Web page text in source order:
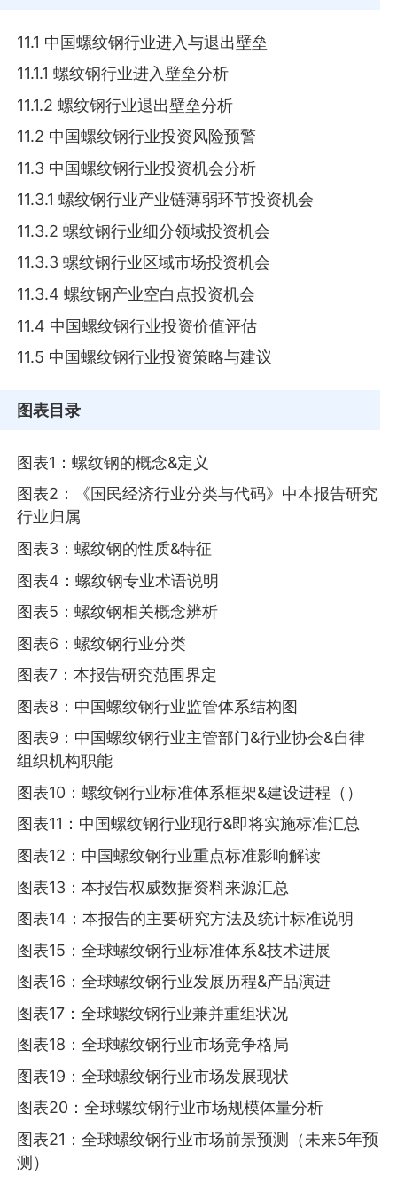
11.1 中国螺纹钢行业进入与退出壁垒
11.1.1 螺纹钢行业进入壁垒分析
11.1.2 螺纹钢行业退出壁垒分析
11.2 中国螺纹钢行业投资风险预警
11.3 中国螺纹钢行业投资机会分析
11.3.1 螺纹钢行业产业链薄弱环节投资机会
11.3.2 螺纹钢行业细分领域投资机会
11.3.3 螺纹钢行业区域市场投资机会
11.3.4 螺纹钢产业空白点投资机会
11.4 中国螺纹钢行业投资价值评估
11.5 中国螺纹钢行业投资策略与建议
图表目录
图表1：螺纹钢的概念&定义
图表2：《国民经济行业分类与代码》中本报告研究
行业归属
图表3：螺纹钢的性质&特征
图表4：螺纹钢专业术语说明
图表5：螺纹钢相关概念辨析
图表6：螺纹钢行业分类
图表7：本报告研究范围界定
图表8：中国螺纹钢行业监管体系结构图
图表9：中国螺纹钢行业主管部门&行业协会&自律
组织机构职能
图表10：螺纹钢行业标准体系框架&建设进程（）
图表11：中国螺纹钢行业现行&即将实施标准汇总
图表12：中国螺纹钢行业重点标准影响解读
图表13：本报告权威数据资料来源汇总
图表14：本报告的主要研究方法及统计标准说明
图表15：全球螺纹钢行业标准体系&技术进展
图表16：全球螺纹钢行业发展历程&产品演进
图表17：全球螺纹钢行业兼并重组状况
图表18：全球螺纹钢行业市场竞争格局
图表19：全球螺纹钢行业市场发展现状
图表20：全球螺纹钢行业市场规模体量分析
图表21：全球螺纹钢行业市场前景预测（未来5年预
测）